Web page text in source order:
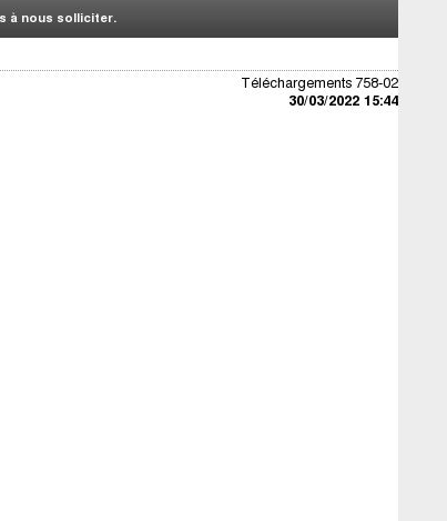
à nous solliciter.
Téléchargements 758-02
30/03/2022 15:44